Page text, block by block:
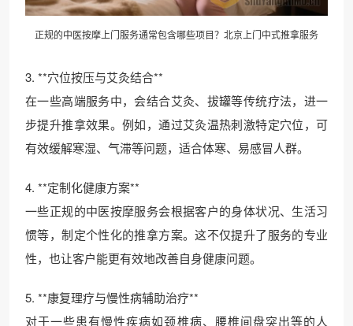
正规的中医按摩上门服务通常包含哪些项目？北京上门中式推拿服务
3. **穴位按压与艾灸结合**
在一些高端服务中，会结合艾灸、拔罐等传统疗法，进一
步提升推拿效果。例如，通过艾灸温热刺激特定穴位，可
有效缓解寒湿、气滞等问题，适合体寒、易感冒人群。
4. **定制化健康方案**
一些正规的中医按摩服务会根据客户的身体状况、生活习
惯等，制定个性化的推拿方案。这不仅提升了服务的专业
性，也让客户能更有效地改善自身健康问题。
5. **康复理疗与慢性病辅助治疗**
对于一些患有慢性疾病如颈椎病、腰椎间盘突出等的人